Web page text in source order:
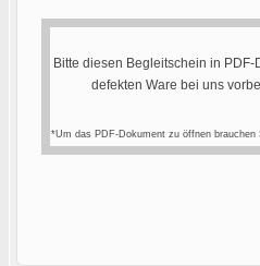
Bitte diesen Begleitschein in
defekten Ware bei uns
*Um das PDF-Dokument zu öffnen